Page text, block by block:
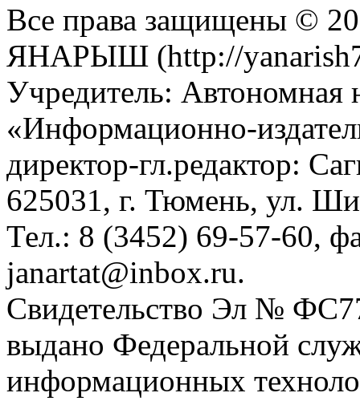
Все права защищены ©
ЯНАРЫШ (http://
Учредитель: Автономная
«Информационно-
директор-гл.редактор:
625031, г. Тюмень, ул.
Тел.: 8 (3452) 69-57-60,
janartat@inbox.ru.
Свидетельство Эл №
выдано Федеральной
информационных